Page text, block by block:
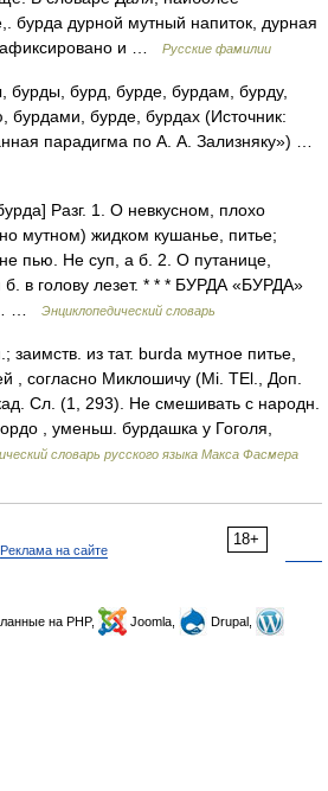
бурда дурной мутный напиток, дурная
и …
Русские фамилии
бурд, бурде, бурдам, бурду,
бурдами, бурде, бурдах (Источник:
парадигма по А. А. Зализняку») …
Разг. 1. О невкусном, плохо
мутном) жидком кушанье, питье;
пью. Не суп, а б. 2. О путанице,
б. в голову лезет. * * * БУРДА «БУРДА»
…
Энциклопедический словарь
заимств. из тат. burda мутное питье,
, согласно Миклошичу (Mi. TEl., Доп.
Сл. (1, 293). Не смешивать с народн.
, уменьш. бурдашка у Гоголя,
словарь русского языка Макса Фасмера
18+
Реклама на сайте
на PHP, Joomla,
Drupal,